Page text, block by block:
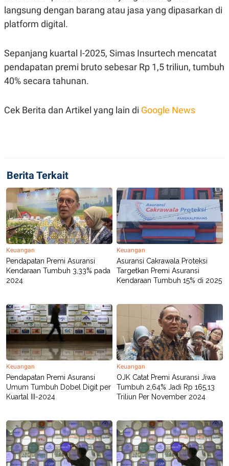
POLICY
langsung dengan barang atau jasa yang dipasarkan di
platform digital.
Sepanjang kuartal I-2025, Simas Insurtech mencatat
pendapatan premi bruto sebesar Rp 1,5 triliun, tumbuh
40% secara tahunan.
Cek Berita dan Artikel yang lain di Google News
Berita Terkait
Keuangan
Pendapatan Premi Asuransi
Kendaraan Tumbuh 3,33% pada
2024
Keuangan
Asuransi Cakrawala Proteksi
Targetkan Premi Asuransi
Kendaraan Tumbuh 15% di 2025
Keuangan
Pendapatan Premi Asuransi
Umum Tumbuh Dobel Digit per
Kuartal III-2024
Keuangan
OJK Catat Premi Asuransi Jiwa
Tumbuh 2,64% Jadi Rp 165,13
Triliun Per November 2024